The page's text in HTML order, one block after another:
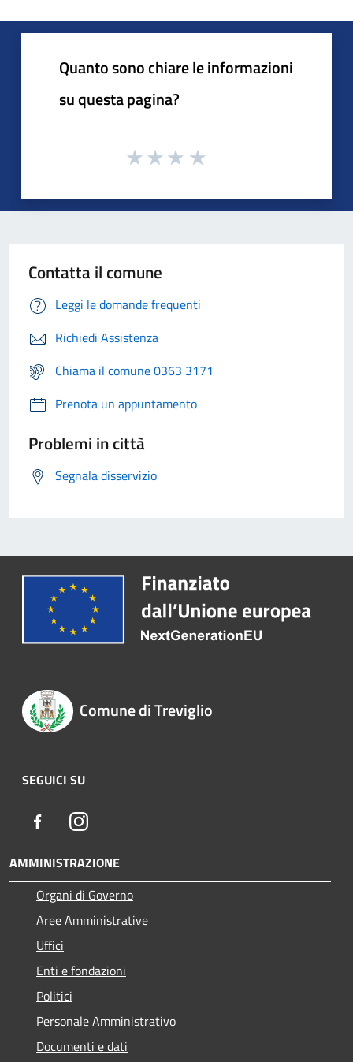
Quanto sono chiare le informazioni
su questa pagina?
Contatta il comune
Leggi le domande frequenti
Richiedi Assistenza
Chiama il comune 0363 3171
Prenota un appuntamento
Problemi in città
Segnala disservizio
Comune di Treviglio
SEGUICI SU
FacebookInstagram
AMMINISTRAZIONE
Organi di Governo
Aree Amministrative
Uffici
Enti e fondazioni
Politici
Personale Amministrativo
Documenti e dati